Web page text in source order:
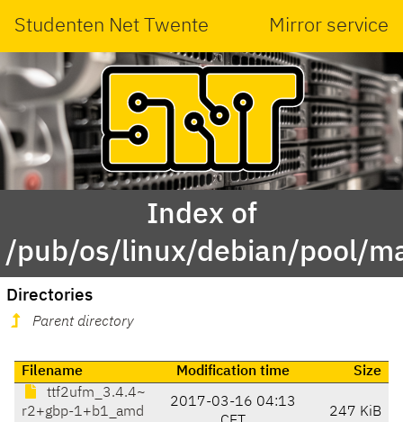
Studenten Net Twente Mirror service
Index of
/pub/os/linux/debian/pool/
Directories
Parent directory
Filename Modification time
Size
ttf2ufm_3.4.4~
r2+gbp-1+b1_amd
2017-03-16 04:13
247 KiB